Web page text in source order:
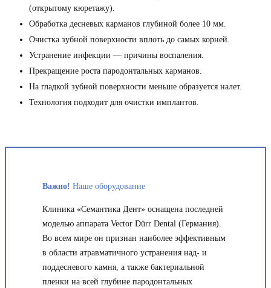
(открытому кюретажу).
Обработка десневых карманов глубиной более 10 мм.
Очистка зубной поверхности вплоть до самых корней.
Устранение инфекции — причины воспаления.
Прекращение роста пародонтальных карманов.
На гладкой зубной поверхности меньше образуется налет.
Технология подходит для очистки имплантов.
Важно! Наше оборудование
Клиника «Семантика Дент» оснащена последней
моделью аппарата Vector Dürr Dental (Германия).
Во всем мире он признан наиболее эффективным
в области атравматичного устранения над- и
поддесневого камня, а также бактериальной
пленки на всей глубине пародонтальных